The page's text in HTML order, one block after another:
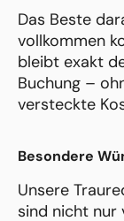
Das Beste
vollkommen
bleibt exakt
Buchung –
versteckte
Besondere
Unsere
sind nicht nur